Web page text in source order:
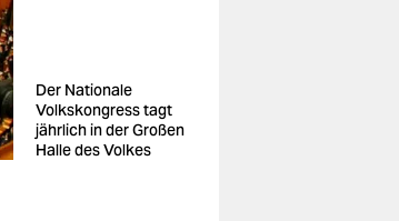
Der Nationale
Volkskongress tagt
jährlich in der Großen
Halle des Volkes